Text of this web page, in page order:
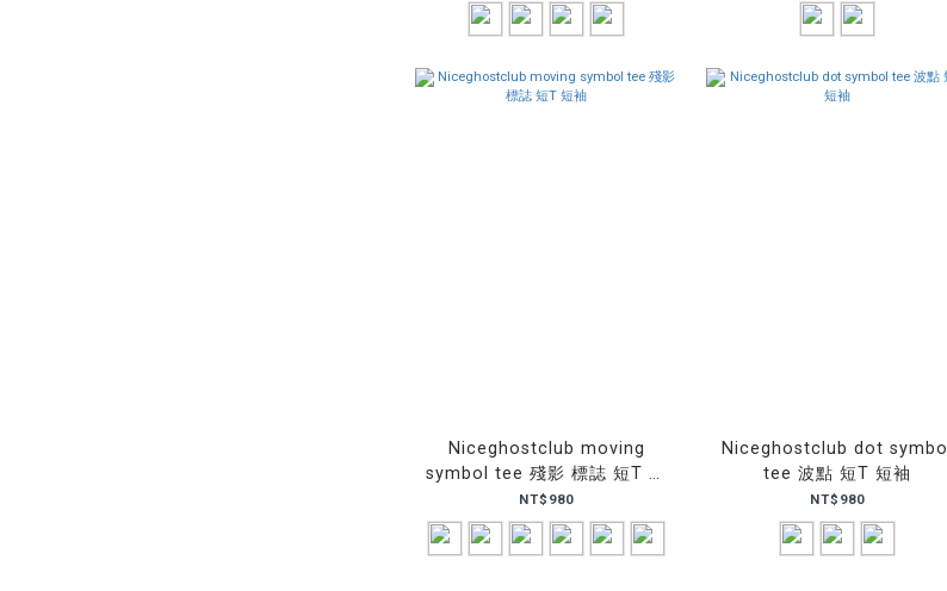
Niceghostclub moving
symbol tee 殘影 標誌 短T 短
袖
NT$980
Niceghostclub dot symbol
tee 波點 短T 短袖
NT$980